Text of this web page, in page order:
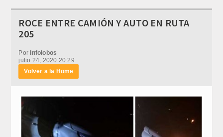
ROCE ENTRE CAMIÓN Y AUTO EN RUTA
205
Por Infolobos
julio 24, 2020 20:29
Volver a la Home